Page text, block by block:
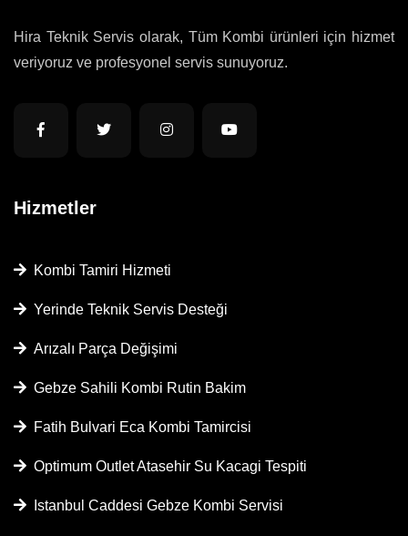
Hira Teknik Servis olarak, Tüm Kombi ürünleri için hizmet
veriyoruz ve profesyonel servis sunuyoruz.
Hizmetler
Kombi Tamiri Hizmeti
Yerinde Teknik Servis Desteği
Arızalı Parça Değişimi
Gebze Sahili Kombi Rutin Bakim
Fatih Bulvari Eca Kombi Tamircisi
Optimum Outlet Atasehir Su Kacagi Tespiti
Istanbul Caddesi Gebze Kombi Servisi